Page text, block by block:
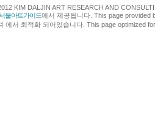
KIM DALJIN ART RESEARCH AND
울아트가이드에서 제공됩니다. This page provided
에서 최적화 되어있습니다. This page optimized